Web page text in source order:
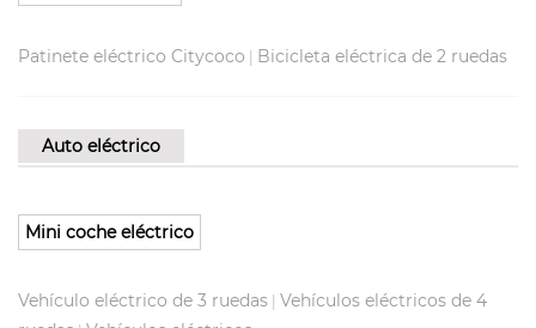
Patinete eléctrico Citycoco Bicicleta eléctrica de 2 ruedas
Auto eléctrico
Mini coche eléctrico
Vehículo eléctrico de 3 ruedas Vehículos eléctricos de 4